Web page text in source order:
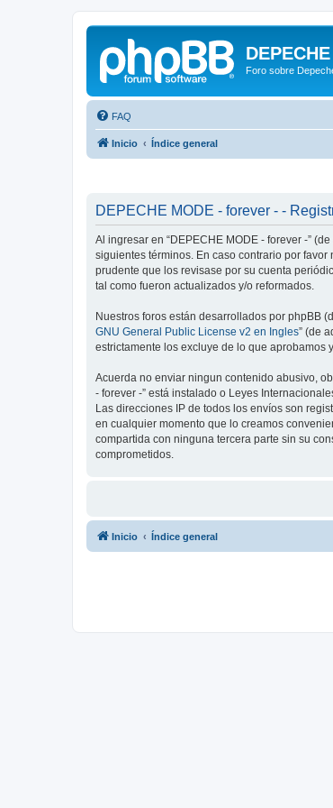
Foro sobre
FAQ
Inicio Índice general
DEPECHE MODE - forever - -
Al ingresar en “DEPECHE MODE - forever -”
siguientes términos. En caso contrario por
prudente que los revisase por su cuenta
tal como fueron actualizados y/o reformados.
Nuestros foros están desarrollados por phpBB
GNU General Public License v2 en Ingles” (de
estrictamente los excluye de lo que aprobamos
Acuerda no enviar ningun contenido abusivo,
- forever -” está instalado o Leyes
Las direcciones IP de todos los envíos son
en cualquier momento que lo creamos
compartida con ninguna tercera parte sin su
comprometidos.
Inicio Índice general